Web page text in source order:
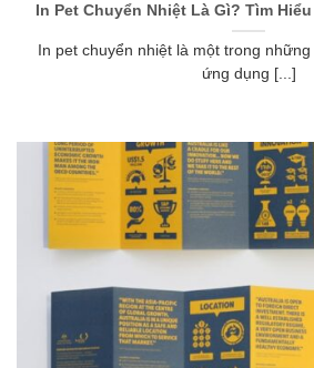
In Pet Chuyển Nhiệt Là Gì? Tìm
In pet chuyển nhiệt là một trong
ứng dụng [...]